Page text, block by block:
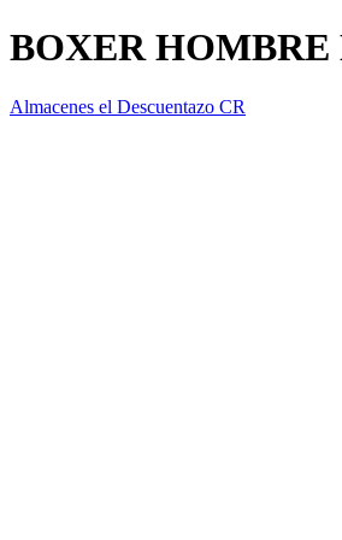
BOXER
Almacenes el Descuentazo CR